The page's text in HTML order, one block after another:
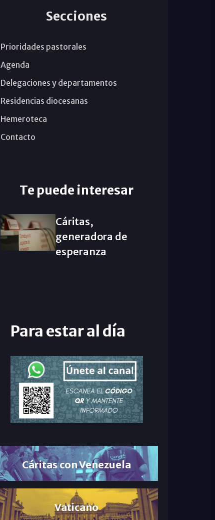
Secciones
Prioridades pastorales
Agenda
Delegaciones y departamentos
Residencias diocesanas
Hemeroteca
Contacto
Te puede interesar
Cáritas,
generadora de
esperanza
Para estar al día
Cáritas con Venezuela
Vaticano